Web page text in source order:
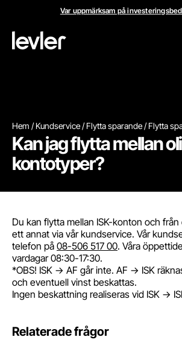
Var uppmärksam på
Header.toStartPagee
Hem Kundservice Flytta sparande Flytta
Kan jag flytta mellan
kontotyper?
Du kan flytta mellan ISK-konton och
ett annat via vår kundservice. Vår
telefon på 08-506 517 00. Våra
vardagar 08:30-17:30.
*OBS! ISK -> AF går inte. AF -> ISK
och eventuell vinst beskattas.
Ingen beskattning realiseras vid ISK ->
Relaterade frågor